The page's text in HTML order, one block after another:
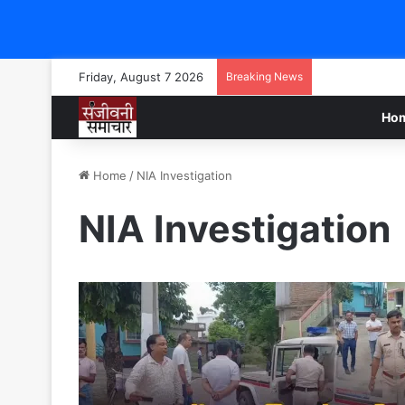
Friday, August 7 2026 Breaking News
Home / NIA Investigation
NIA Investigation